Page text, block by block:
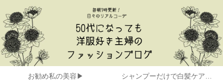
お勧め私の美容▶ シャンプーだけで白髪ケア▶